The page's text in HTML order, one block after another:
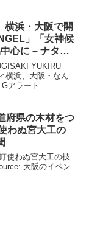
横浜・ 大阪で開
」「女神候
心に – ナタリ
YUKIRU
横浜、大阪・なん
アラート
府県の木材をつ
わぬ宮大工の
使わぬ宮大工の技.
大阪のイベン